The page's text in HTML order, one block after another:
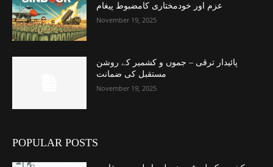
عزم اور خودمختاری کامضبوط پیغام
November 19, 2025
پائیدار ترقی – جموں و کشمیر کے روشن
مستقبل کی ضمانت
November 19, 2025
POPULAR POSTS